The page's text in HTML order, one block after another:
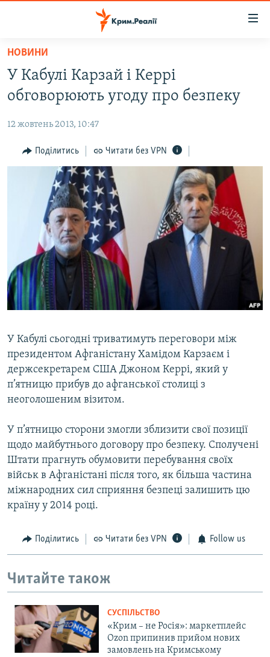
Перейти
основного
матеріалу
до
навігації
Перейти
НОВИНИ
ВОДА.КРИМ
ВІДЕО ТА ФОТО
ПОЛІТИКА
БЛОГИ
ІНТЕРВ'Ю
ВСЕ ЗА ДЕНЬ
СПЕЦПРОЕКТИ
ДЕПОРТАЦІЯ
ВІДЕОУРОКИ «ELIFBE»
СВІДЧЕННЯ ОКУПАЦІЇ
ІНФОГРАФІКА
ЯК ОБІЙТИ БЛОКУВАННЯ
Русский
Qırımtatar
ДОЛУЧАЙСЯ!
Усі сайти RFE/RL
НОВИНИ
У Кабулі Карзай і Керрі
обговорюють угоду про безпеку
12 жовтень 2013, 10:47
Поділитись Читати без VPN
У Кабулі сьогодні триватимуть переговори між
президентом Афганістану Хамідом Карзаєм і
держсекретарем США Джоном Керрі, який у
п’ятницю прибув до афганської столиці з
неоголошеним візитом.
У п’ятницю сторони змогли зблизити свої позиції
щодо майбутнього договору про безпеку. Сполучені
Штати прагнуть обумовити перебування своїх
військ в Афганістані після того, як більша частина
міжнародних сил сприяння безпеці залишить цю
країну у 2014 році.
Поділитись Читати без VPN Follow us
Читайте також
СУСПІЛЬСТВО
«Крим – не Росія»: маркетплейс
Ozon припинив прийом нових
замовлень на Кримському